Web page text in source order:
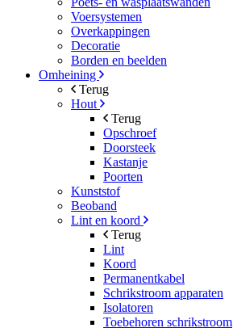
Voersystemen
Overkappingen
Decoratie
Borden en beelden
Omheining
Terug
Hout
Terug
Opschroef
Doorsteek
Kastanje
Poorten
Kunststof
Beoband
Lint en koord
Terug
Lint
Koord
Permanentkabel
Schrikstroom apparaten
Isolatoren
Toebehoren schrikstroom